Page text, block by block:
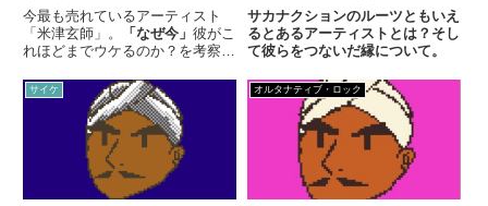
今最も売れているアーティスト
「米津玄師」。
「なぜ今」 彼がこ
れほどまでウケるのか？を考察し
サカナクションのルーツともいえ
るとあるアーティストとは？そし
て彼らをつないだ縁について。
サイケ オルタナティブ・ロック